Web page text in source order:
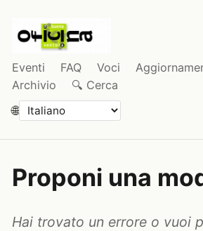
Eventi FAQ Voci
Archivio
🔍 Cerca
🌐
Proponi una
Hai trovato un errore o vuoi